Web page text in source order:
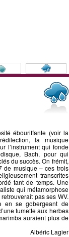
ébouriffante (voir la
la musique
l’instrument qui fonde
Bach, pour qui
du succès. On frémit,
de musique – ces trois
transcrites
tant de temps. Une
qui métamorphose
pas ses WV.
en se gobergeant de
fumette aux herbes
auraient plus de
Albéric Lagier